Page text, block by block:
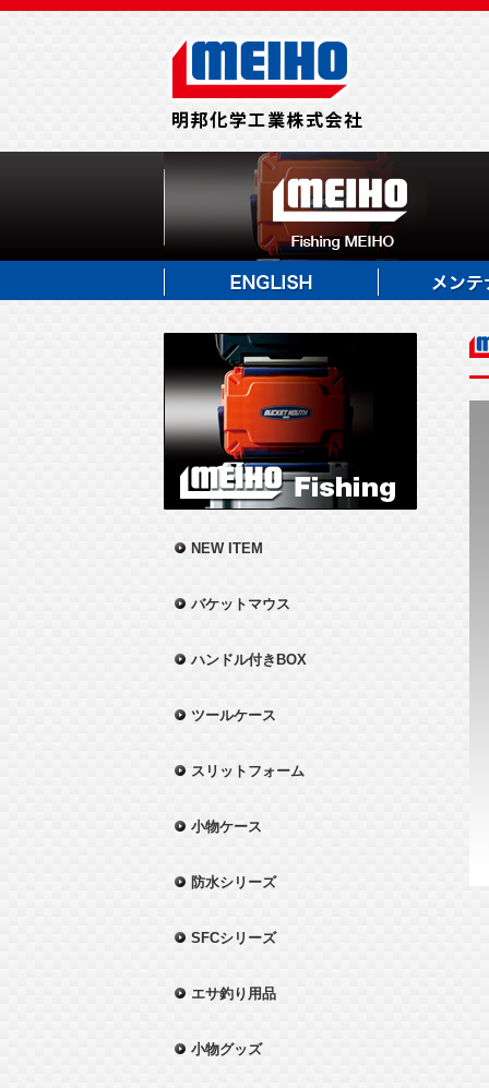
NEW ITEM
バケットマウス
ハンドル付きBOX
ツールケース
スリットフォーム
小物ケース
防水シリーズ
SFCシリーズ
エサ釣り用品
小物グッズ